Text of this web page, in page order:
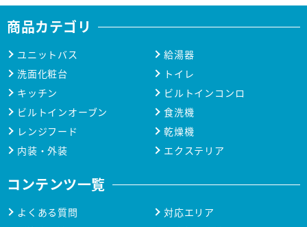
商品カテゴリ
ユニットバス
給湯器
洗面化粧台
トイレ
キッチン
ビルトインコンロ
ビルトインオーブン
食洗機
レンジフード
乾燥機
内装・外装
エクステリア
コンテンツ一覧
よくある質問
対応エリア